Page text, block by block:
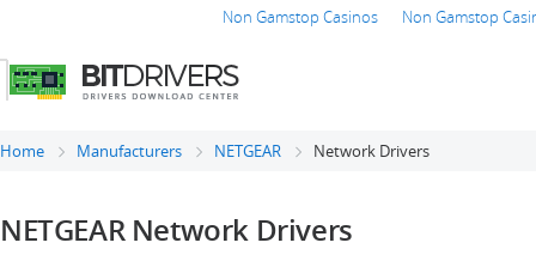
Non Gamstop Casinos Non Gamstop
Home Manufacturers NETGEAR Network Drivers
NETGEAR Network Drivers